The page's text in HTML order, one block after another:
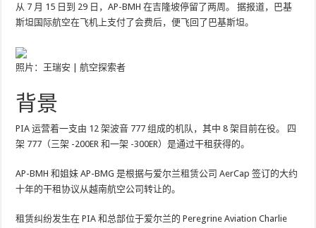
从 7 月 15 日到 29 日，AP-BMH 在吉隆坡停留了两周。 据报道，巴基
斯坦国际航空在飞机上支付了会费后，便飞回了巴基斯坦。
照片：王瑞安 | 航空探索者
背景
PIA 运营着一支由 12 架波音 777 组成的机队，其中 8 架目前在役。 四
架 777（三架 -200ER 和一架 -300ER）是通过干租获得的。
AP-BMH 和姐妹 AP-BMG 是根据与爱尔兰租赁公司 AerCap 签订的大约
十年的干租协议从越南航空公司转让的。
租赁纠纷发生在 PIA 和总部位于爱尔兰的 Peregrine Aviation Charlie